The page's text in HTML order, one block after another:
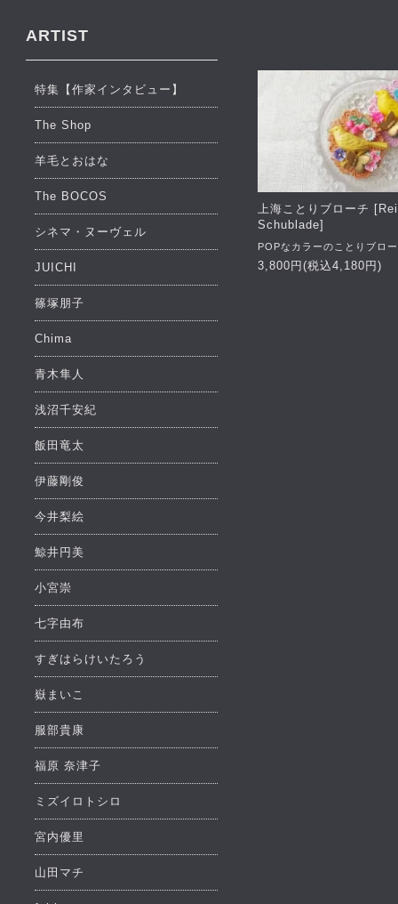
上海ことりブローチ
Schublade]
POPなカラーのことりブロ
3,800円(税込4,180円)
ARTIST
特集【作家インタビュー】
The Shop
羊毛とおはな
The BOCOS
シネマ・ヌーヴェル
JUICHI
篠塚朋子
Chima
青木隼人
浅沼千安紀
飯田竜太
伊藤剛俊
今井梨絵
鯨井円美
小宮崇
七字由布
すぎはらけいたろう
嶽まいこ
服部貴康
福原 奈津子
ミズイロトシロ
宮内優里
山田マチ